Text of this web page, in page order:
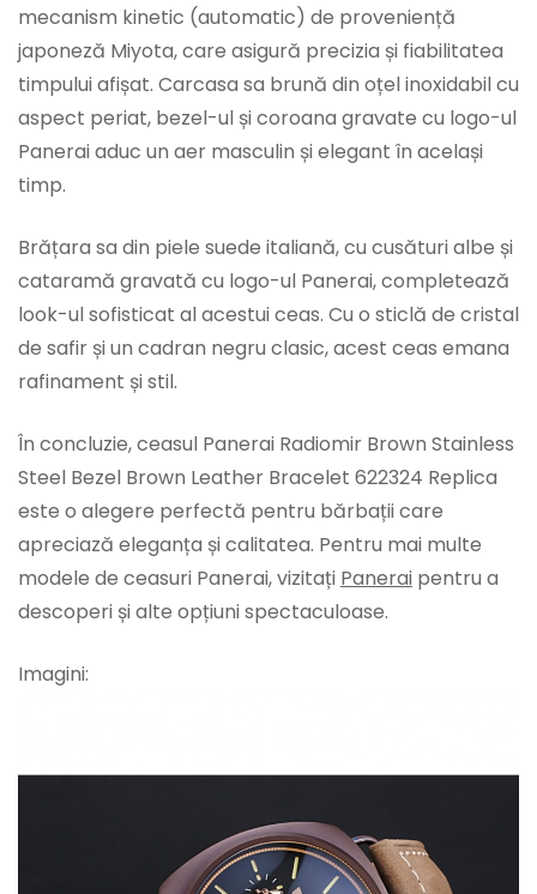
mecanism kinetic (automatic) de proveniență
japoneză Miyota, care asigură precizia și fiabilitatea
timpului afișat. Carcasa sa brună din oțel inoxidabil cu
aspect periat, bezel-ul și coroana gravate cu logo-ul
Panerai aduc un aer masculin și elegant în același
timp.
Brățara sa din piele suede italiană, cu cusături albe și
cataramă gravată cu logo-ul Panerai, completează
look-ul sofisticat al acestui ceas. Cu o sticlă de cristal
de safir și un cadran negru clasic, acest ceas emana
rafinament și stil.
În concluzie, ceasul Panerai Radiomir Brown Stainless
Steel Bezel Brown Leather Bracelet 622324 Replica
este o alegere perfectă pentru bărbații care
apreciază eleganța și calitatea. Pentru mai multe
modele de ceasuri Panerai, vizitați Panerai pentru a
descoperi și alte opțiuni spectaculoase.
Imagini: